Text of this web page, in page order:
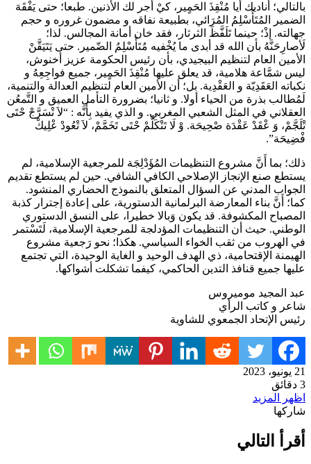
بالتالي؛ أناديك أيا مُنْقِذَ الحَمٍير، كيْ أجر لك الأذنين. طبعا؛ حتى يَفْقَهَ
الضمير المُتَأَسْلِمُ المُرَائي، بطبيعة نفاقه و مضمون غروره و حجم
جهالته. إذْ؛ حينما تَلَفَّظَ الثرثار، فقد خان أمانة المجالس. لذا؛
لَأصارِحَنَّهُ بأن الله قد أبدى ما يُخْفيه مُتَأَسْلِمُ الضّمير. حتى يَتَيَقَّنْ
الأمين العام لتنظيم البيجيدي، بأن رئيس الحكومة عزيز أخنوش،
ليس شمَّاعة هلامية، قد يعلق عليها مُنْقِذَ الحَمٍير، جميع فواجِعِهُ و
نكباته العَقَدِيّة و العَقْدِية. بل؛ أن الأمين العام لتنظيم العدالة والتنمية،
لَمُطالب بذرة من الحياء أولا. و ثانيا؛ بضرورة التأمل العميق و التَّمعُن
العقلاني في المثل الشعبي المغربي. و الذي يفيد بِأَنَّه : “لاَ تْسَرَّجْ حْتَى
تْلَجَّمْ، وَ عْقَدْ عَقْدَة صْحِيحَة. وْ لَا تَتْكَلَّمْ حْتَى تَخَمَّمْ، لاَ تْعُودْ عْلِيكْ
فْضِيحَة”.
ذلك؛ بما أَنَّ مشروع التنظيمات المُؤَدْلِجَة للمرجعية الإسلامية، لم
يستطع صنع الإنجاز الإصلاحي الكافي الشافي. حين لم يستطع تقديم
الجواب المدني عن السؤال المتعلق بالنموذج الحضاري المنشود.
كما؛ أَنَّ بناء المعارضة البرلمانية الدستورية، على إعادة إجترار كذبة
المصباح المكشوفة. قد يكون وَبالا خطيرا، على النسق الدستوري
الوطني. حيث أن التنظيمات المؤدلجة للمرجعية الإسلامية، لَتَسْتمر
في الهروب من ثقب الخواء السياسي. هكذا؛ نحو رَجعية مشروع
الهيمنة الإقتحامية، ذي الهدف الوحيد و الغاية الوحيدة، التي تجتمع
عليها جميع قنافذ التدين الحاكمي، كيفما تشكلت أشواكها.
عبد المجيد موميروس
شاعر و كاتب الرأي
رئيس الإتحاد الجمعوي للشاوية
21 يونيو، 2023
3 دقائق
اظهر المزيد
شاركها
عبر
البريد
أقرأ التالي